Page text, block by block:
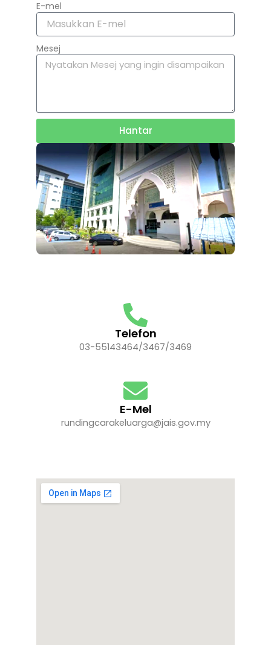
E-mel
Mesej
Hantar
Telefon
03-55143464/3467/3469
E-Mel
rundingcarakeluarga@jais.gov.my